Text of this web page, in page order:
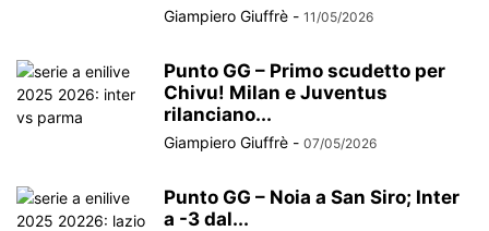
Giampiero Giuffrè - 11/05/2026
Punto GG – Primo scudetto per
Chivu! Milan e Juventus
rilanciano...
Giampiero Giuffrè - 07/05/2026
Punto GG – Noia a San Siro; Inter
a -3 dal...